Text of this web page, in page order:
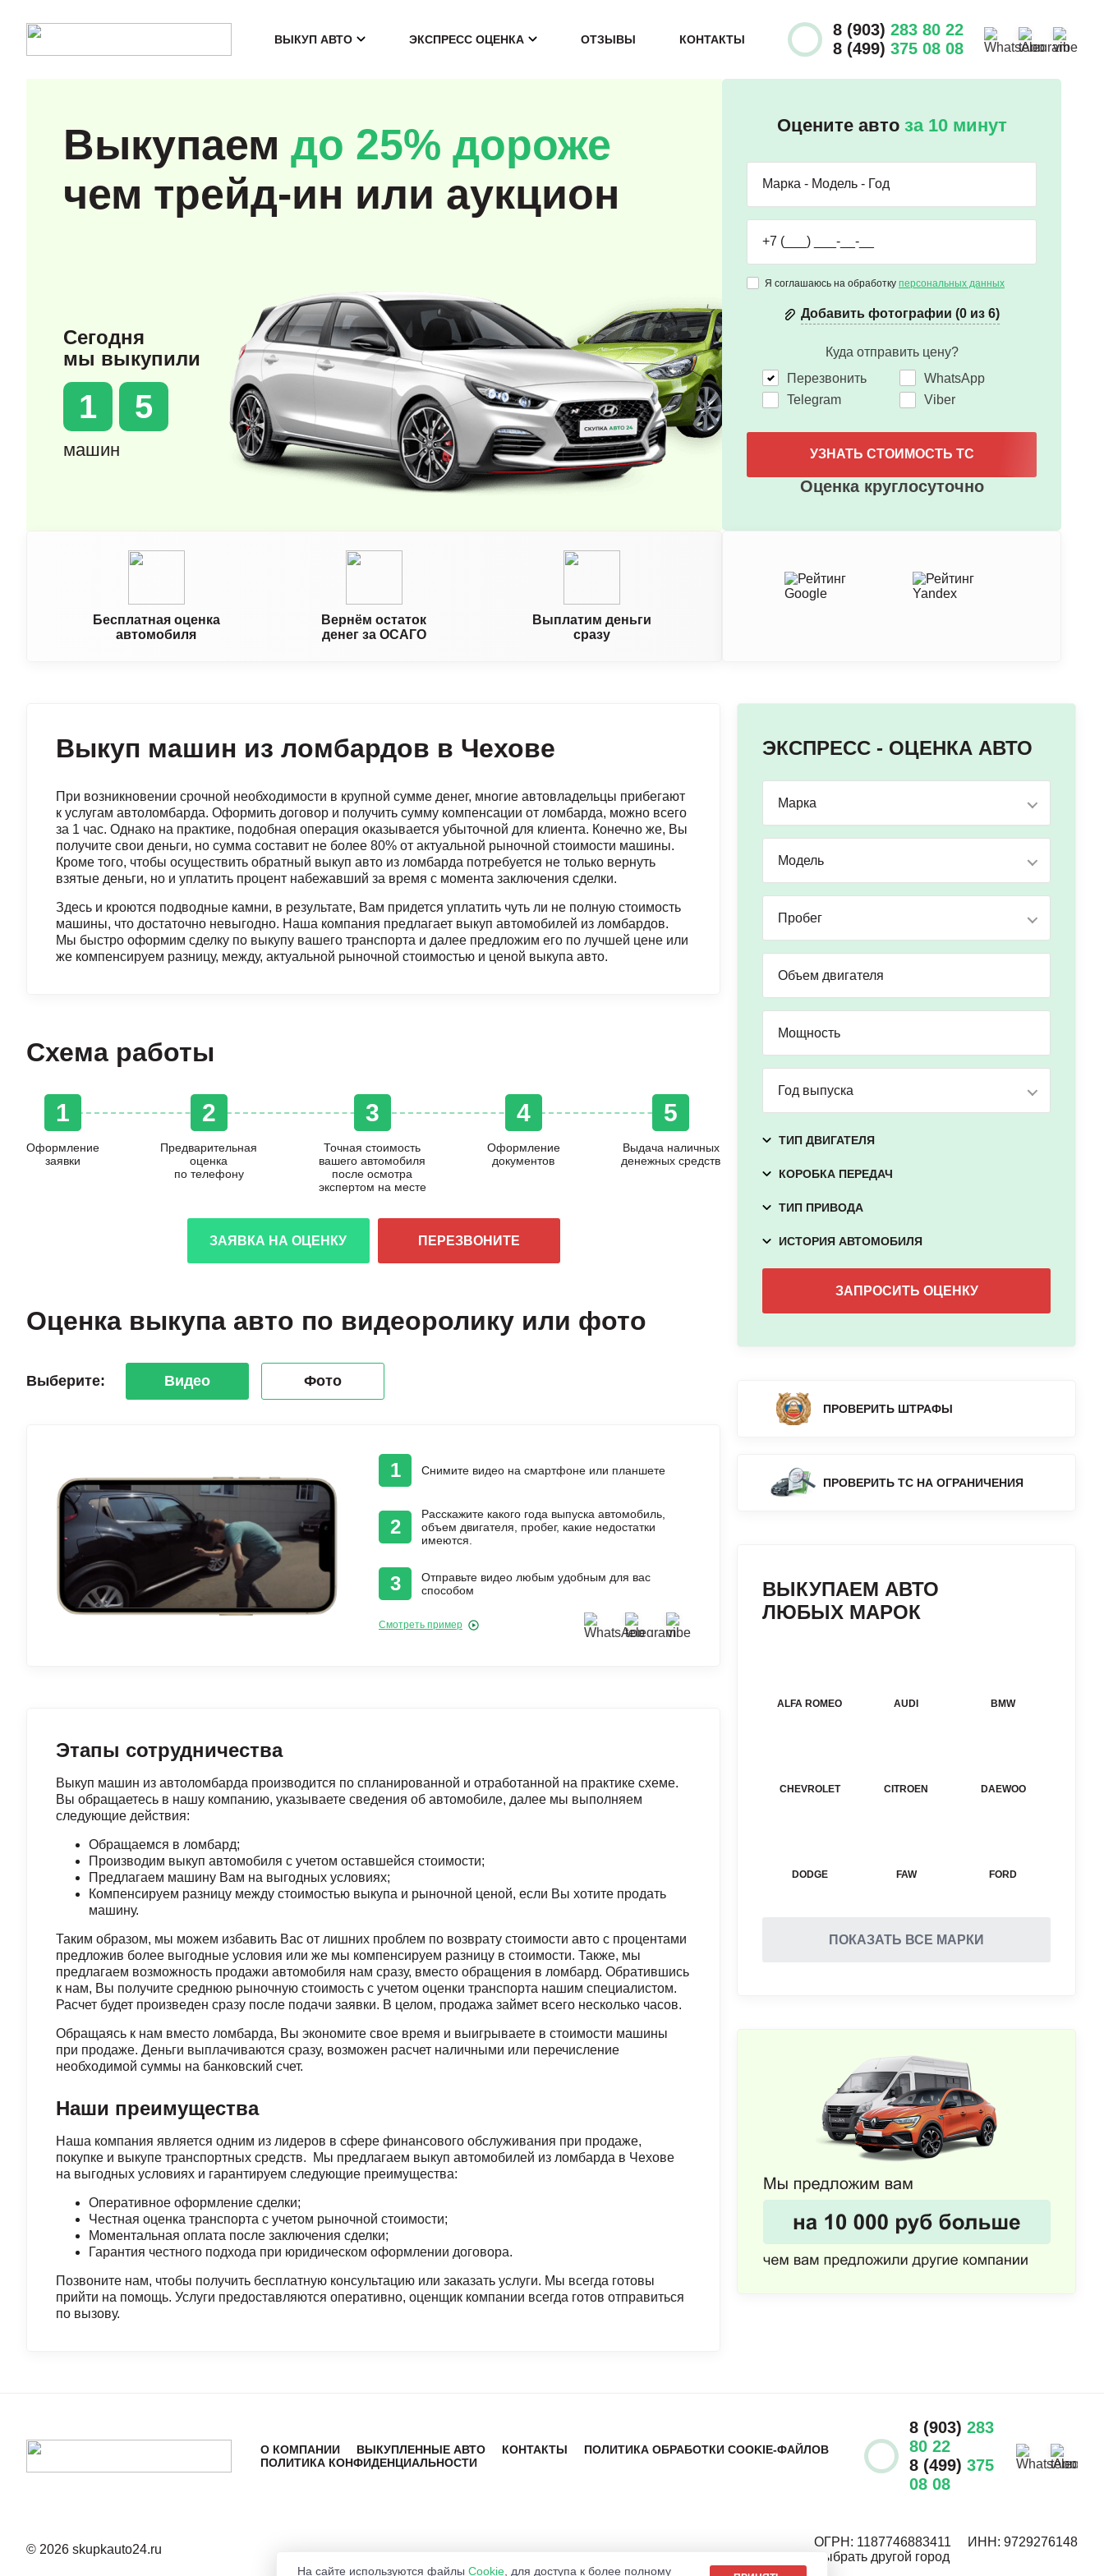
ВЫКУП АВТО ЭКСПРЕСС ОЦЕНКА ОТЗЫВЫ КОНТАКТЫ
8 (903) 283 80 22
8 (499) 375 08 08
Выкупаем до 25% дороже
чем трейд-ин или аукцион
Сегодня
мы выкупили
1 5
машин
Оцените авто за 10 минут
Я соглашаюсь на обработку персональных данных
Добавить фотографии (0 из 6)
Куда отправить цену?
Перезвонить
WhatsApp
Telegram
Viber
УЗНАТЬ СТОИМОСТЬ ТС
Оценка круглосуточно
Бесплатная оценка
автомобиля
Вернём остаток
денег за ОСАГО
Выплатим деньги
сразу
Выкуп машин из ломбардов в Чехове
При возникновении срочной необходимости в крупной сумме денег, многие автовладельцы прибегают
к услугам автоломбарда. Оформить договор и получить сумму компенсации от ломбарда, можно всего
за 1 час. Однако на практике, подобная операция оказывается убыточной для клиента. Конечно же, Вы
получите свои деньги, но сумма составит не более 80% от актуальной рыночной стоимости машины.
Кроме того, чтобы осуществить обратный выкуп авто из ломбарда потребуется не только вернуть
взятые деньги, но и уплатить процент набежавший за время с момента заключения сделки.
Здесь и кроются подводные камни, в результате, Вам придется уплатить чуть ли не полную стоимость
машины, что достаточно невыгодно. Наша компания предлагает выкуп автомобилей из ломбардов.
Мы быстро оформим сделку по выкупу вашего транспорта и далее предложим его по лучшей цене или
же компенсируем разницу, между, актуальной рыночной стоимостью и ценой выкупа авто.
Схема работы
1
Оформление
заявки
2
Предварительная
оценка
по телефону
3
Точная стоимость
вашего автомобиля
после осмотра
экспертом на месте
4
Оформление
документов
5
Выдача наличных
денежных средств
ЗАЯВКА НА ОЦЕНКУ ПЕРЕЗВОНИТЕ
Оценка выкупа авто по видеоролику или фото
Выберите: Видео Фото
1 Снимите видео на смартфоне или планшете
2
Расскажите какого года выпуска автомобиль,
объем двигателя, пробег, какие недостатки
имеются.
3
Отправьте видео любым удобным для вас
способом
Смотреть пример
Этапы сотрудничества
Выкуп машин из автоломбарда производится по спланированной и отработанной на практике схеме.
Вы обращаетесь в нашу компанию, указываете сведения об автомобиле, далее мы выполняем
следующие действия:
Обращаемся в ломбард;
Производим выкуп автомобиля с учетом оставшейся стоимости;
Предлагаем машину Вам на выгодных условиях;
Компенсируем разницу между стоимостью выкупа и рыночной ценой, если Вы хотите продать
машину.
Таким образом, мы можем избавить Вас от лишних проблем по возврату стоимости авто с процентами
предложив более выгодные условия или же мы компенсируем разницу в стоимости. Также, мы
предлагаем возможность продажи автомобиля нам сразу, вместо обращения в ломбард. Обратившись
к нам, Вы получите среднюю рыночную стоимость с учетом оценки транспорта нашим специалистом.
Расчет будет произведен сразу после подачи заявки. В целом, продажа займет всего несколько часов.
Обращаясь к нам вместо ломбарда, Вы экономите свое время и выигрываете в стоимости машины
при продаже. Деньги выплачиваются сразу, возможен расчет наличными или перечисление
необходимой суммы на банковский счет.
Наши преимущества
Наша компания является одним из лидеров в сфере финансового обслуживания при продаже,
покупке и выкупе транспортных средств. Мы предлагаем выкуп автомобилей из ломбарда в Чехове
на выгодных условиях и гарантируем следующие преимущества:
Оперативное оформление сделки;
Честная оценка транспорта с учетом рыночной стоимости;
Моментальная оплата после заключения сделки;
Гарантия честного подхода при юридическом оформлении договора.
Позвоните нам, чтобы получить бесплатную консультацию или заказать услуги. Мы всегда готовы
прийти на помощь. Услуги предоставляются оперативно, оценщик компании всегда готов отправиться
по вызову.
ЭКСПРЕСС - ОЦЕНКА АВТО
Марка
Модель
Пробег
Год выпуска
ТИП ДВИГАТЕЛЯ
КОРОБКА ПЕРЕДАЧ
ТИП ПРИВОДА
ИСТОРИЯ АВТОМОБИЛЯ
ПРОВЕРИТЬ ШТРАФЫ
ПРОВЕРИТЬ ТС НА ОГРАНИЧЕНИЯ
ВЫКУПАЕМ АВТО
ЛЮБЫХ МАРОК
ALFA ROMEO AUDI BMW
CHEVROLET CITROEN DAEWOO
DODGE FAW FORD
ПОКАЗАТЬ ВСЕ МАРКИ
О КОМПАНИИ ВЫКУПЛЕННЫЕ АВТО КОНТАКТЫ
ПОЛИТИКА ОБРАБОТКИ COOKIE-ФАЙЛОВ
ПОЛИТИКА КОНФИДЕНЦИАЛЬНОСТИ
8 (903) 283
80 22
8 (499) 375
08 08
© 2026 skupkauto24.ru
ОГРН: 1187746883411
ИНН: 9729276148
Выбрать другой город
На сайте используются файлы Cookie , для доступа к более полному